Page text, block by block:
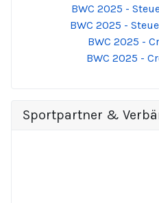
BWC 2025 -
BWC 2025 -
BWC 2025 -
BWC 2025 -
Sportpartner &